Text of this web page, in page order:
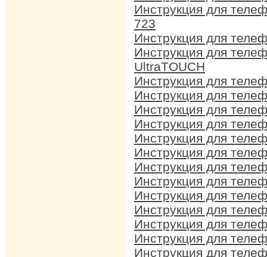
Инструкция для
723
Инструкция для
Инструкция для
UltraTOUCH
Инструкция для
Инструкция для
Инструкция для
Инструкция для
Инструкция для
Инструкция для
Инструкция для
Инструкция для
Инструкция для
Инструкция для
Инструкция для
Инструкция для
Инструкция для